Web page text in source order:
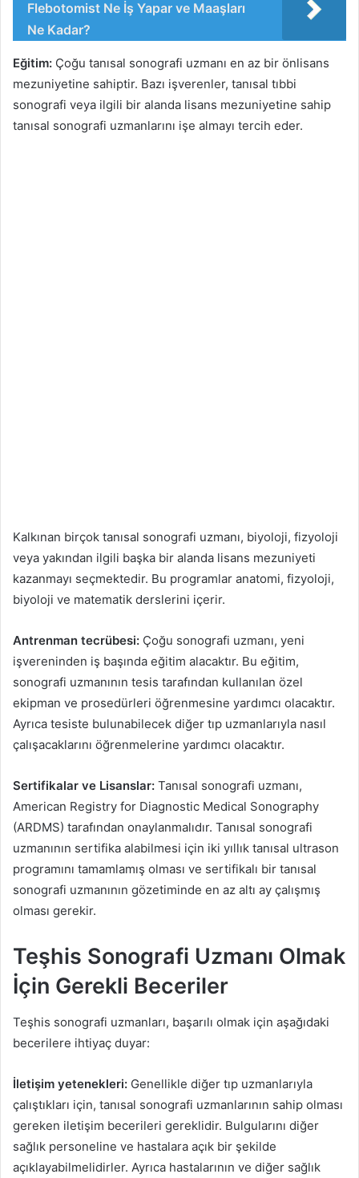
Flebotomist Ne İş Yapar ve Maaşları
Ne Kadar?
Eğitim: Çoğu tanısal sonografi uzmanı en az bir önlisans
mezuniyetine sahiptir. Bazı işverenler, tanısal tıbbi
sonografi veya ilgili bir alanda lisans mezuniyetine sahip
tanısal sonografi uzmanlarını işe almayı tercih eder.
Kalkınan birçok tanısal sonografi uzmanı, biyoloji, fizyoloji
veya yakından ilgili başka bir alanda lisans mezuniyeti
kazanmayı seçmektedir. Bu programlar anatomi, fizyoloji,
biyoloji ve matematik derslerini içerir.
Antrenman tecrübesi: Çoğu sonografi uzmanı, yeni
işvereninden iş başında eğitim alacaktır. Bu eğitim,
sonografi uzmanının tesis tarafından kullanılan özel
ekipman ve prosedürleri öğrenmesine yardımcı olacaktır.
Ayrıca tesiste bulunabilecek diğer tıp uzmanlarıyla nasıl
çalışacaklarını öğrenmelerine yardımcı olacaktır.
Sertifikalar ve Lisanslar: Tanısal sonografi uzmanı,
American Registry for Diagnostic Medical Sonography
(ARDMS) tarafından onaylanmalıdır. Tanısal sonografi
uzmanının sertifika alabilmesi için iki yıllık tanısal ultrason
programını tamamlamış olması ve sertifikalı bir tanısal
sonografi uzmanının gözetiminde en az altı ay çalışmış
olması gerekir.
Teşhis Sonografi Uzmanı Olmak
İçin Gerekli Beceriler
Teşhis sonografi uzmanları, başarılı olmak için aşağıdaki
becerilere ihtiyaç duyar:
İletişim yetenekleri: Genellikle diğer tıp uzmanlarıyla
çalıştıkları için, tanısal sonografi uzmanlarının sahip olması
gereken iletişim becerileri gereklidir. Bulgularını diğer
sağlık personeline ve hastalara açık bir şekilde
açıklayabilmelidirler. Ayrıca hastalarının ve diğer sağlık